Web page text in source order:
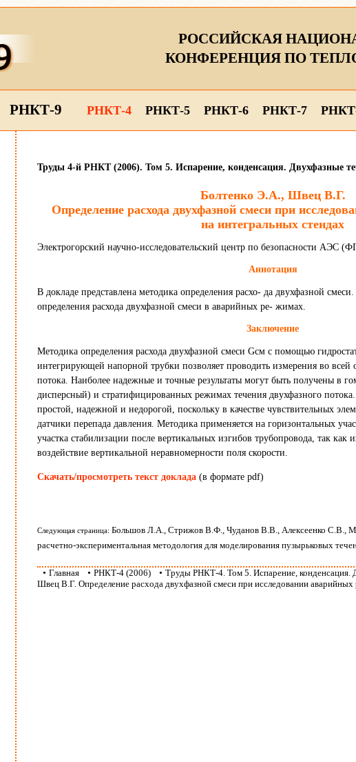
РОССИЙСКАЯ
КОНФЕРЕНЦИЯ ПО
РНКТ-9 РНКТ-4 РНКТ-5 РНКТ-6 РНКТ-7
Труды 4-й РНКТ (2006). Том 5. Испарение, конденсация. Двухфазные
Болтенко Э.А., Швец В.Г.
Определение расхода двухфазной смеси при
на интегральных стендах
Электрогорский научно-исследовательский центр по безопасности АЭС
Аннотация
В докладе представлена методика определения расхо- да двухфазной
определения расхода двухфазной смеси в аварийных ре- жимах.
Заключение
Методика определения расхода двухфазной смеси Gсм с помощью
интегрирующей напорной трубки позволяет проводить измерения во всей
потока. Наиболее надежные и точные результаты могут быть получены в
дисперсный) и стратифицированных режимах течения двухфазного потока.
простой, надежной и недорогой, поскольку в качестве чувствительных
датчики перепада давления. Методика применяется на горизонтальных
участка стабилизации после вертикальных изгибов трубопровода, так как
воздействие вертикальной неравномерности поля скорости.
Скачать/просмотреть текст доклада (в формате pdf)
Следующая страница: Большов Л.А., Стрижов В.Ф., Чуданов В.В., Алексеенко С.В.,
расчетно-экспериментальная методология для моделирования пузырьковых
• Главная • РНКТ-4 (2006) • Труды РНКТ-4. Том 5. Испарение, конденсация.
Швец В.Г. Определение расхода двухфазной смеси при исследовании